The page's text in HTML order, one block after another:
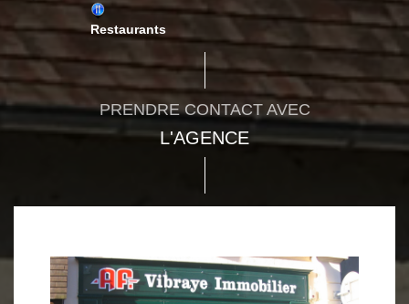
Restaurants
PRENDRE CONTACT AVEC
L'AGENCE